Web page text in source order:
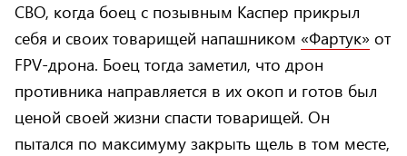
СВО, когда боец с позывным Каспер прикрыл
себя и своих товарищей напашником «Фартук» от
FPV‑дрона. Боец тогда заметил, что дрон
противника направляется в их окоп и готов был
ценой своей жизни спасти товарищей. Он
пытался по максимуму закрыть щель в том месте,